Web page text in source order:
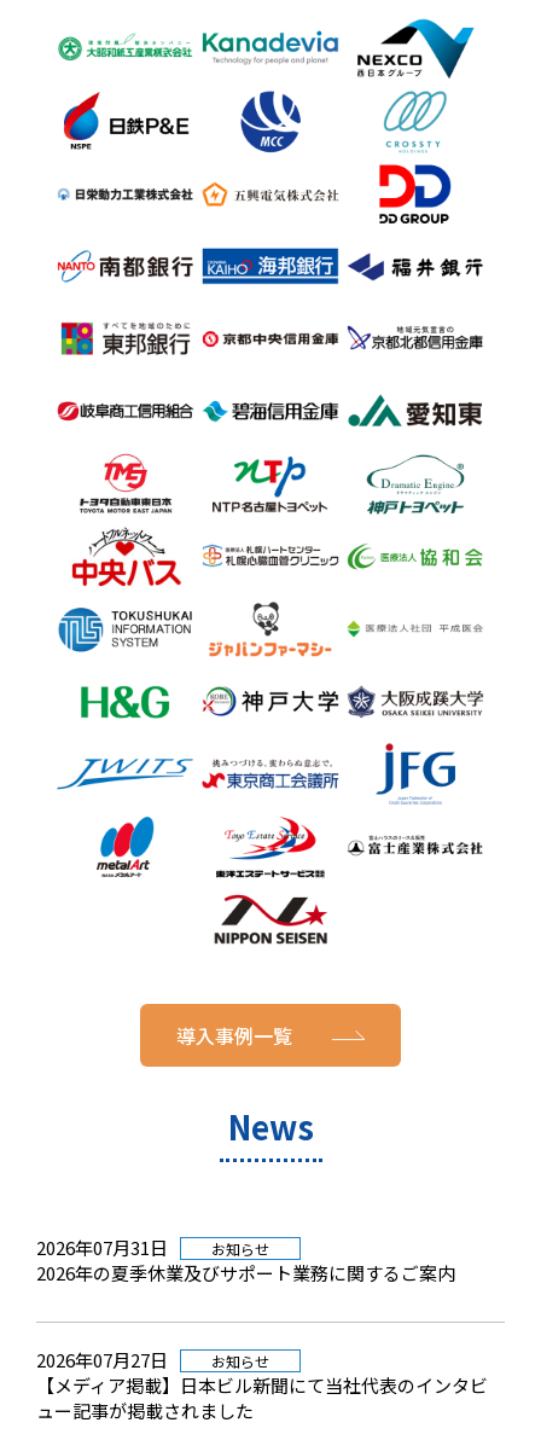
導入事例一覧
News
2026年07月31日 お知らせ
2026年の夏季休業及びサポート業務に関するご案内
2026年07月27日 お知らせ
【メディア掲載】日本ビル新聞にて当社代表のインタビ
ュー記事が掲載されました